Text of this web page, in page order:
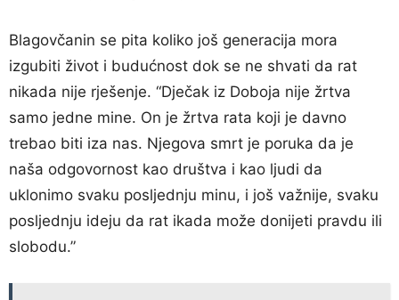
Blagovčanin se pita koliko još generacija mora
izgubiti život i budućnost dok se ne shvati da rat
nikada nije rješenje. “Dječak iz Doboja nije žrtva
samo jedne mine. On je žrtva rata koji je davno
trebao biti iza nas. Njegova smrt je poruka da je
naša odgovornost kao društva i kao ljudi da
uklonimo svaku posljednju minu, i još važnije, svaku
posljednju ideju da rat ikada može donijeti pravdu ili
slobodu.”